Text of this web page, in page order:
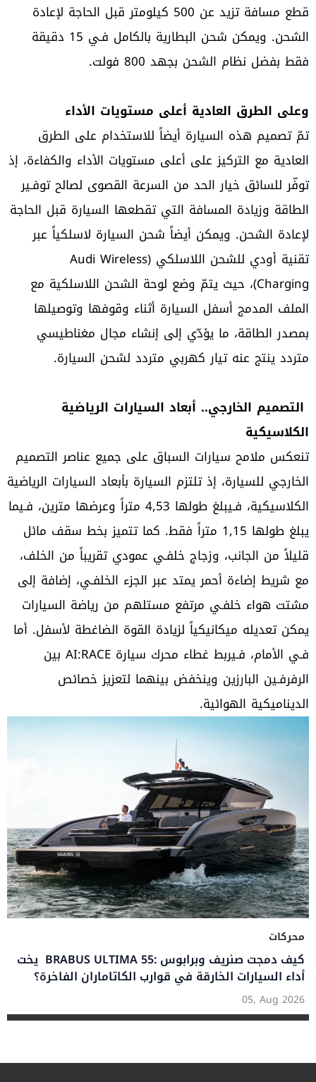
قطع مسافة تزيد عن 500 كيلومتر قبل الحاجة لإعادة
الشحن. ويمكن شحن البطارية بالكامل فـي 15 دقيقة
فقط بفضل نظام الشحن بجهد 800 فولت.
وعلى الطرق العادية أعلى مستويات الأداء
تمّ تصميم هذه السيارة أيضاً للاستخدام على الطرق
العادية مع التركيز على أعلى مستويات الأداء والكفاءة، إذ
توفّر للسائق خيار الحد من السرعة القصوى لصالح توفـير
الطاقة وزيادة المسافة التي تقطعها السيارة قبل الحاجة
لإعادة الشحن. ويمكن أيضاً شحن السيارة لاسلكياً عبر
تقنية أودي للشحن اللاسلكي (Audi Wireless
Charging)، حيث يتمّ وضع لوحة الشحن اللاسلكية مع
الملف المدمج أسفل السيارة أثناء وقوفها وتوصيلها
بمصدر الطاقة، ما يؤدّي إلى إنشاء مجال مغناطيسي
متردد ينتج عنه تيار كهربي متردد لشحن السيارة.
التصميم الخارجي.. أبعاد السيارات الرياضية
الكلاسيكية
تنعكس ملامح سيارات السباق على جميع عناصر التصميم
الخارجي للسيارة، إذ تلتزم السيارة بأبعاد السيارات الرياضية
الكلاسيكية، فـيبلغ طولها 4,53 متراً وعرضها مترين، فـيما
يبلغ طولها 1,15 متراً فقط. كما تتميز بخط سقف مائل
قليلاً من الجانب، وزجاج خلفـي عمودي تقريباً من الخلف،
مع شريط إضاءة أحمر يمتد عبر الجزء الخلفـي، إضافة إلى
مشتت هواء خلفـي مرتفع مستلهم من رياضة السيارات
يمكن تعديله ميكانيكياً لزيادة القوة الضاغطة لأسفل. أما
فـي الأمام، فـيربط غطاء محرك سيارة AI:RACE بين
الرفرفـين البارزين وينخفض بينهما لتعزيز خصائص
الديناميكية الهوائية.
محركات
يخت BRABUS ULTIMA 55: كيف دمجت صنريف وبرابوس
أداء السيارات الخارقة في قوارب الكاتاماران الفاخرة؟
05, Aug 2026